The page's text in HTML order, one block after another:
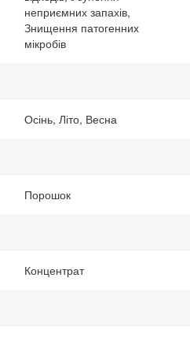
неприємних запахів,
Знищення патогенних
мікробів
Осінь, Літо, Весна
Порошок
Концентрат